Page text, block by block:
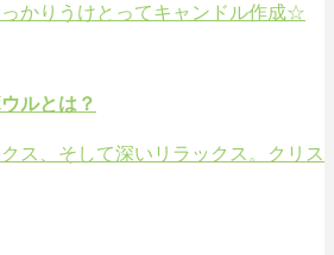
かりうけとってキャンドル作成☆
ルとは？
ス、そして深いリラックス。クリス